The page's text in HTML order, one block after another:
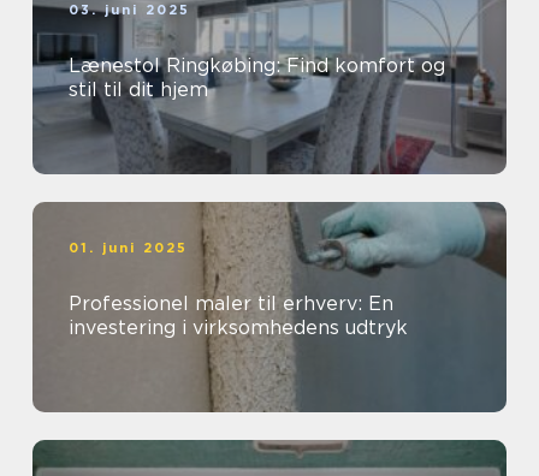
03. juni 2025
Lænestol Ringkøbing: Find komfort og
stil til dit hjem
01. juni 2025
Professionel maler til erhverv: En
investering i virksomhedens udtryk